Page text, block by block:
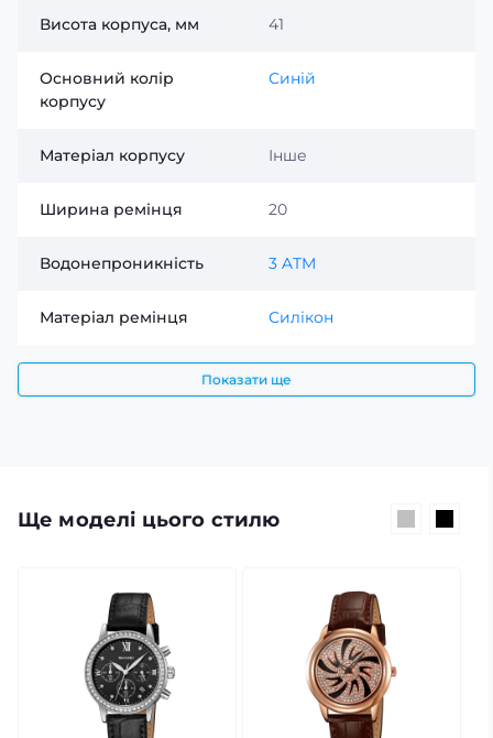
Висота корпуса, мм 41
Основний колір
корпусу
Синій
Матеріал корпусу Інше
Ширина ремінця 20
Водонепроникність 3 ATM
Матеріал ремінця Силікон
Показати ще
Ще моделі цього стилю